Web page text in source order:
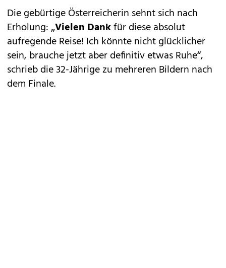
Die gebürtige Österreicherin sehnt sich nach
Erholung: „Vielen Dankfür diese absolut
aufregende Reise! Ich könnte nicht glücklicher
sein, brauche jetzt aber definitiv etwas Ruhe“,
schrieb die 32-Jährige zu mehreren Bildern nach
dem Finale.